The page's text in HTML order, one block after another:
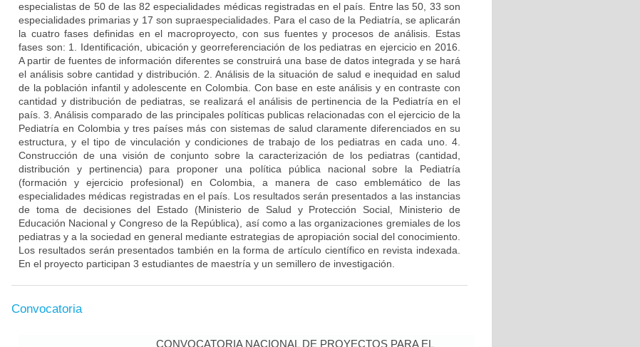
especialistas de 50 de las 82 especialidades médicas registradas en el país. Entre las 50, 33 son
especialidades primarias y 17 son supraespecialidades. Para el caso de la Pediatría, se aplicarán
la cuatro fases definidas en el macroproyecto, con sus fuentes y procesos de análisis. Estas
fases son: 1. Identificación, ubicación y georreferenciación de los pediatras en ejercicio en 2016.
A partir de fuentes de información diferentes se construirá una base de datos integrada y se hará
el análisis sobre cantidad y distribución. 2. Análisis de la situación de salud e inequidad en salud
de la población infantil y adolescente en Colombia. Con base en este análisis y en contraste con
cantidad y distribución de pediatras, se realizará el análisis de pertinencia de la Pediatría en el
país. 3. Análisis comparado de las principales políticas publicas relacionadas con el ejercicio de la
Pediatría en Colombia y tres países más con sistemas de salud claramente diferenciados en su
estructura, y el tipo de vinculación y condiciones de trabajo de los pediatras en cada uno. 4.
Construcción de una visión de conjunto sobre la caracterización de los pediatras (cantidad,
distribución y pertinencia) para proponer una política pública nacional sobre la Pediatría
(formación y ejercicio profesional) en Colombia, a manera de caso emblemático de las
especialidades médicas registradas en el país. Los resultados serán presentados a las instancias
de toma de decisiones del Estado (Ministerio de Salud y Protección Social, Ministerio de
Educación Nacional y Congreso de la República), así como a las organizaciones gremiales de los
pediatras y a la sociedad en general mediante estrategias de apropiación social del conocimiento.
Los resultados serán presentados también en la forma de artículo científico en revista indexada.
En el proyecto participan 3 estudiantes de maestría y un semillero de investigación.
Convocatoria
CONVOCATORIA NACIONAL DE PROYECTOS PARA EL